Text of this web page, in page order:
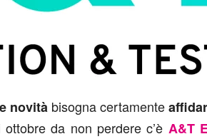
novità bisogna certamente
da non perdere c’è A&T